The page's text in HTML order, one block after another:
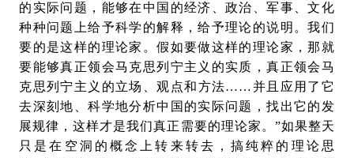
的实际问题，能够在中国的经济、政治、军事、文化
种种问题上给予科学的解释，给予理论的说明。我们
要的是这样的理论家。假如要做这样的理论家，那就
要能够真正领会马克思列宁主义的实质，真正领会马
克思列宁主义的立场、观点和方法……并且应用了它
去深刻地、科学地分析中国的实际问题，找出它的发
展规律，这样才是我们真正需要的理论家。”如果整天
只是在空洞的概念上转来转去，搞纯粹的理论思